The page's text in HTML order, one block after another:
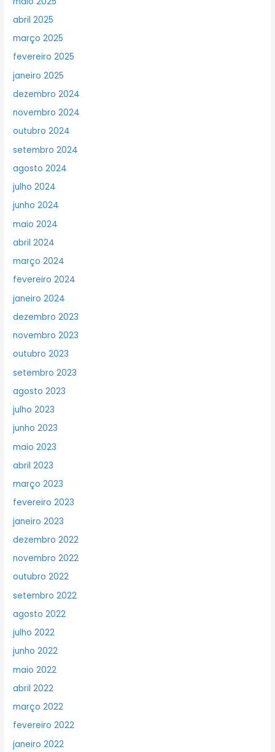
abril 2025
março 2025
fevereiro 2025
janeiro 2025
dezembro 2024
novembro 2024
outubro 2024
setembro 2024
agosto 2024
julho 2024
junho 2024
maio 2024
abril 2024
março 2024
fevereiro 2024
janeiro 2024
dezembro 2023
novembro 2023
outubro 2023
setembro 2023
agosto 2023
julho 2023
junho 2023
maio 2023
abril 2023
março 2023
fevereiro 2023
janeiro 2023
dezembro 2022
novembro 2022
outubro 2022
setembro 2022
agosto 2022
julho 2022
junho 2022
maio 2022
abril 2022
março 2022
fevereiro 2022
janeiro 2022